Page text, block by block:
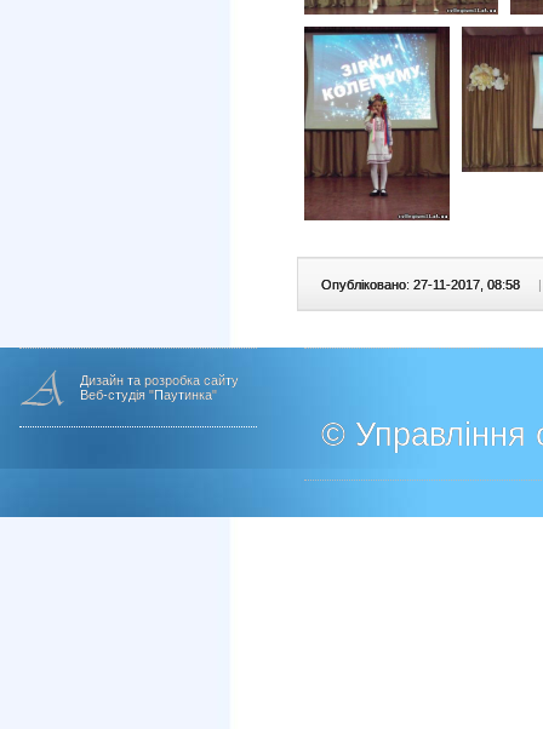
Опубліковано: 27-11-2017, 08:58 |
Дизайн та розробка сайту
Веб-студія "Паутинка"
© Управління